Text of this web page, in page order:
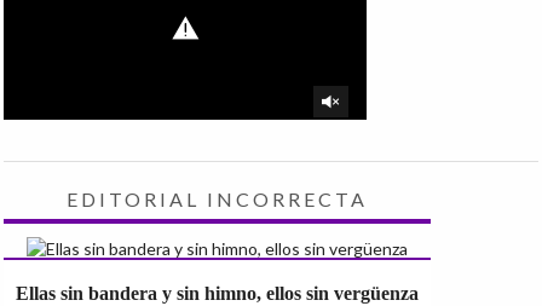
EDITORIAL INCORRECTA
Ellas sin bandera y sin himno, ellos sin vergüenza